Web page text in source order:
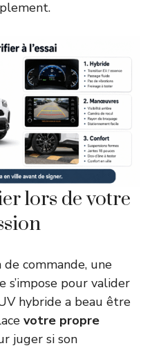
lors de votre
commande, une
s’impose pour valider
hybride a beau être
votre propre
juger si son